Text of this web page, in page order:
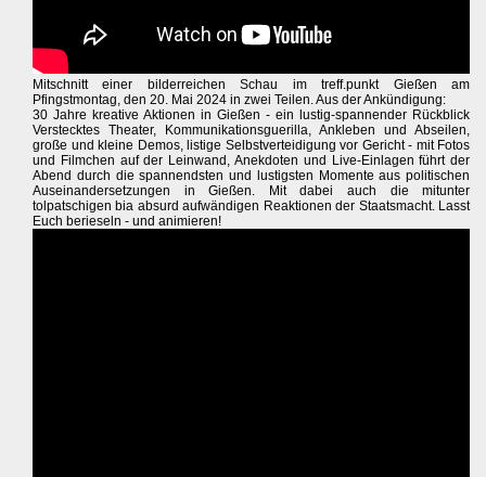
Mitschnitt einer bilderreichen Schau im treff.punkt Gießen am
Pfingstmontag, den 20. Mai 2024 in zwei Teilen. Aus der Ankündigung:
30 Jahre kreative Aktionen in Gießen - ein lustig-spannender Rückblick
Verstecktes Theater, Kommunikationsguerilla, Ankleben und Abseilen,
große und kleine Demos, listige Selbstverteidigung vor Gericht - mit Fotos
und Filmchen auf der Leinwand, Anekdoten und Live-Einlagen führt der
Abend durch die spannendsten und lustigsten Momente aus politischen
Auseinandersetzungen in Gießen. Mit dabei auch die mitunter
tolpatschigen bia absurd aufwändigen Reaktionen der Staatsmacht. Lasst
Euch berieseln - und animieren!